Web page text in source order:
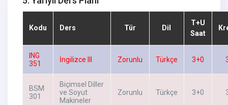
Kodu Ders Tür Dil
T+U
Saat
ING
351
İngilizce III Zorunlu Türkçe 3+0
BSM
301
Biçimsel Diller
ve Soyut
Makineler
Zorunlu Türkçe 3+0